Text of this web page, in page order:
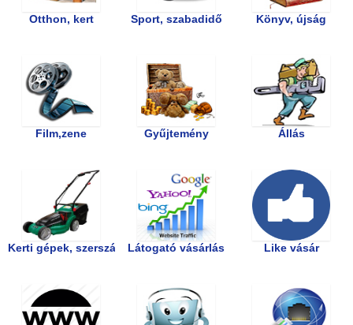
Otthon, kert Sport, szabadidő Könyv, újság
Film,zene Gyűjtemény Állás
Kerti gépek, szerszámokLátogató vásárlás Like vásár